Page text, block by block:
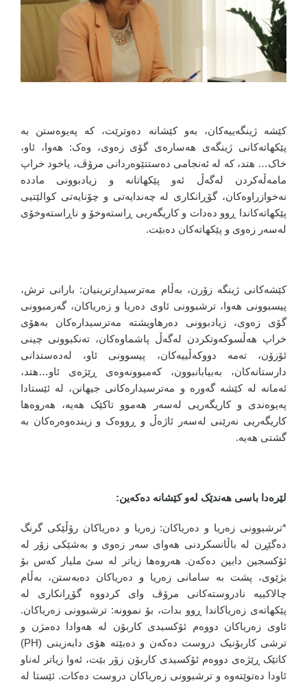
کێشە ژینگەییەکان، بەو کێشانە دەوترێت، کە پەیوەستن بە
پێکهاتەکانی ژینگەی هەسارەی گۆی زەوی، وەک: هەوا، ئاو،
خاک… هتد، کە لە ئەنجامی دەستتێوەردانی مرۆڤ، یاخود خراپ
مامەڵەکردن لەگەڵ ئەو پێکهاتانە و زیادبوونی ماددە
نەخوازراوەکان، گۆڕانکاری لە چەندایەتی و چۆنایەتی کوالێتیی
پێکهاتەکاندا ڕوو دەدات و کاریگەریی ڕاستەوخۆ و ناڕاستەوخۆی
لەسەر زەوی و پێکهاتەکان دەبێت.
کێشەکانی ژینگە زۆرن، بەڵام مەترسیدارترینیان: بارانی ترش،
پیسبوونی هەوا، ترشبوونی ئاوی دەریا و زەریاکان، گەرمبوونی
گۆی زەوی، زیادبوونی دەرهاویشتە مەترسیدارەکان بەهۆی
خراپ هەڵسوکەوتکردن لەگەڵ پاشماوەکان، تەنکبوونی چینی
ئۆزۆن، تەمە دووکەڵییەکان، پیسوونی ئاو، لەدەستدانی
دارستانەکان، بەبیابانبوون، کەمبوونەوەی ڕێژەی ئاو…هتد،
ئەمانە لە کێشە گەورە و مەترسیدارەکانی جیهانن، لە ئێستادا
پەیوەندی و کاریگەریی لەسەر هەموو تاکێک هەیە، هەروەها
کاریگەریی نەرێنی لەسەر ئاژەڵ و ڕووەک و زیندەوەرەکان بە
گشتی هەیە.
لێرەدا باسی هەندێک لەو کێشانە دەکەین:
*ترشبوونی زەریا و دەریاکان: زەریا و دەریاکان رۆڵێکی گرنگ
دەگێڕن لە باڵانسکردنی هەوای سەر زەوی و بەشێکی زۆر لە
ئۆکسجین دابین دەکەن. هەروەها زیاتر لە سێ ملیار کەس بۆ
بژێوی، پشت بە سامانی زەریا و دەریاکان دەبەستن، بەڵام
چالاکییە نادروستەکانی مرۆڤ وای کردووە گۆڕانکاری لە
پێکهاتەی زەریاکاندا ڕوو بدات، بۆ نموونە: ترشبوونی زەریاکان.
ئاوی زەریاکان دووەم ئۆکسیدی کاربۆن لە هەوادا دەمژن و
ترشی کاربۆنیک دروست دەکەن و دەبێتە هۆی دابەزینی (PH)
کاتێک ڕێژەی دووەم ئۆکسیدی کاربۆن زۆر بێت، ئەوا زیاتر لەناو
ئاودا دەتوێتەوە و ترشبوونی زەریاکان دروست دەکات. ئێستا لە